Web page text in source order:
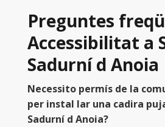
Preguntes
Accessibilitat a
Sadurní d Anoia
Necessito permís de la
per instal lar una cadira
Sadurní d Anoia?